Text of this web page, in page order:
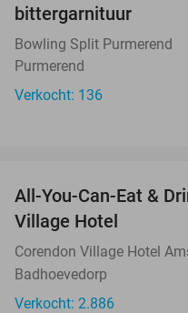
bittergarnituur
Bowling Split Purmerend
Purmerend
Verkocht: 136
All-You-Can-Eat &
Village Hotel
Corendon Village Hotel
Badhoevedorp
Verkocht: 2.886